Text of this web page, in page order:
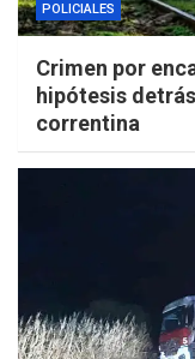
POLICIALES
Crimen por
hipótesis
correntina